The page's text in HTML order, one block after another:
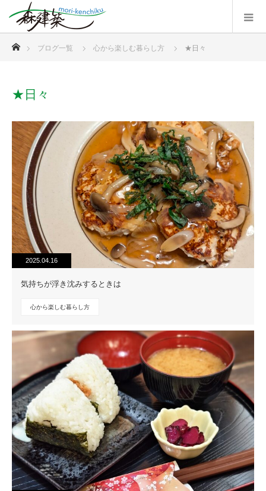
ブログ一覧 心から楽しむ暮らし方 ★日々
★日々
2025.04.16
気持ちが浮き沈みするときは
心から楽しむ暮らし方